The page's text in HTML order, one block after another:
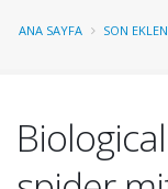
ANA SAYFA SON